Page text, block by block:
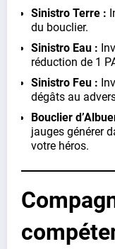
Sinistro Terre :
du bouclier.
Sinistro Eau :
réduction de 1
Sinistro Feu :
dégâts au
Bouclier
jauges générer
votre héros.